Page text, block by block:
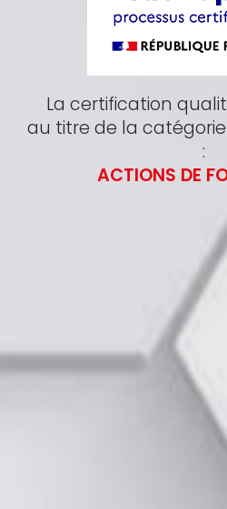
La certification
au titre de la
:
ACTIONS DE